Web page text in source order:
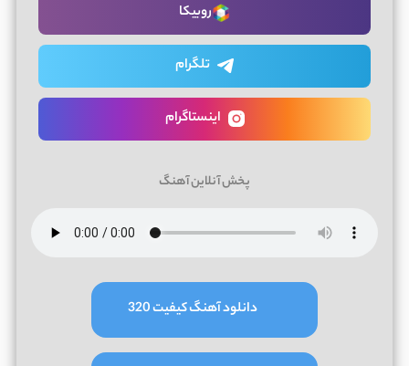
روبیکا
تلگرام
اینستاگرام
پخش آنلاین آهنگ
دانلود آهنگ کیفیت 320